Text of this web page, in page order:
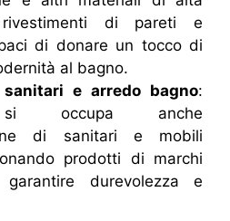
di pareti e
di donare un tocco di
al bagno.
sanitari e arredo bagno:
si occupa anche
di sanitari e mobili
prodotti di marchi
durevolezza e